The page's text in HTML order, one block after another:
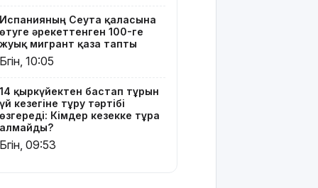
жарға
жықпасын!
Алматы
сотталушы
соңғы сөзін
айта
алмағандықтан,
үкімнің
Испанияның Сеута қаласына
өтуге әрекеттенген 100-ге
жуық мигрант қаза тапты
Бүгін, 10:05
14 қыркүйектен бастап тұрғын
үй кезегіне тұру тәртібі
өзгереді: Кімдер кезекке тұра
алмайды?
Бүгін, 09:53